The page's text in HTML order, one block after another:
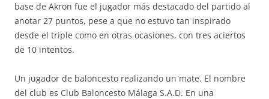
base de Akron fue el jugador más destacado del partido al
anotar 27 puntos, pese a que no estuvo tan inspirado
desde el triple como en otras ocasiones, con tres aciertos
de 10 intentos.
Un jugador de baloncesto realizando un mate. El nombre
del club es Club Baloncesto Málaga S.A.D. En una